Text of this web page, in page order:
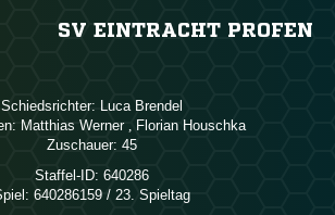
SV EINTRACHT PROFEN
Schiedsrichter:  
  ,  
Zuschauer: 45
Staffel-ID: 640286
640286159 / 23. Spieltag